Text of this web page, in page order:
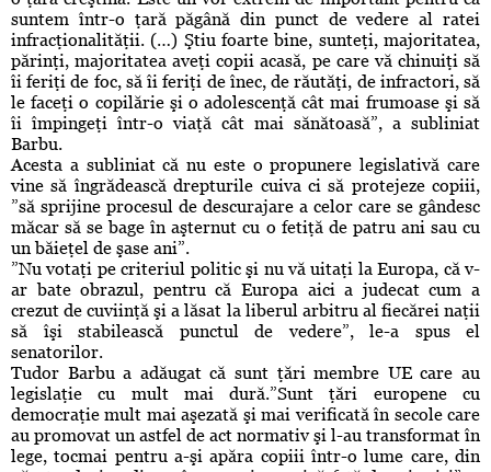
suntem într-o ţară păgână din punct de vedere al ratei
infracţionalităţii. (…) Ştiu foarte bine, sunteţi, majoritatea,
părinţi, majoritatea aveţi copii acasă, pe care vă chinuiţi să
îi feriţi de foc, să îi feriţi de înec, de răutăţi, de infractori, să
le faceţi o copilărie şi o adolescenţă cât mai frumoase şi să
îi împingeţi într-o viaţă cât mai sănătoasă”, a subliniat
Barbu.
Acesta a subliniat că nu este o propunere legislativă care
vine să îngrădească drepturile cuiva ci să protejeze copiii,
”să sprijine procesul de descurajare a celor care se gândesc
măcar să se bage în aşternut cu o fetiţă de patru ani sau cu
un băieţel de şase ani”.
”Nu votaţi pe criteriul politic şi nu vă uitaţi la Europa, că v-
ar bate obrazul, pentru că Europa aici a judecat cum a
crezut de cuviinţă şi a lăsat la liberul arbitru al fiecărei naţii
să îşi stabilească punctul de vedere”, le-a spus el
senatorilor.
Tudor Barbu a adăugat că sunt ţări membre UE care au
legislaţie cu mult mai dură.”Sunt ţări europene cu
democraţie mult mai aşezată şi mai verificată în secole care
au promovat un astfel de act normativ şi l-au transformat în
lege, tocmai pentru a-şi apăra copiii într-o lume care, din